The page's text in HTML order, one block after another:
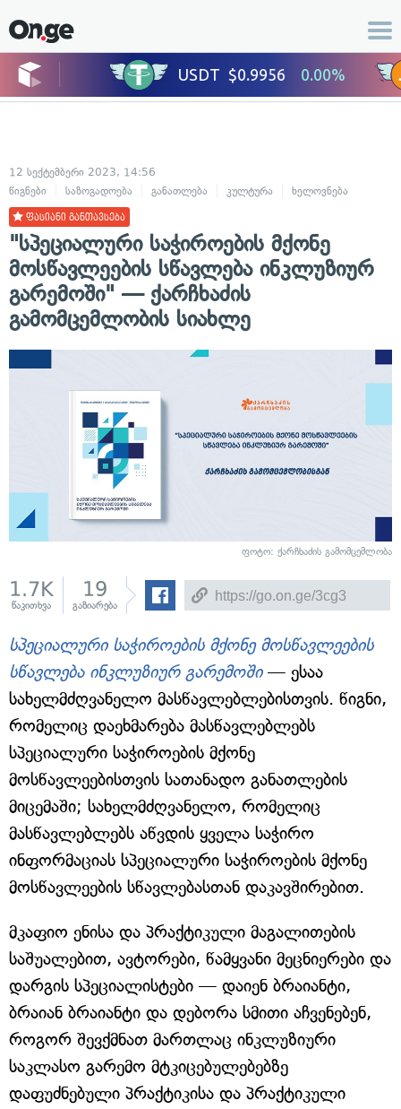
12 სექტემბერი 2023, 14:56
წიგნები
საზოგადოება განათლება კულტურა ხელოვნება
ფასიანი განთავსება
"სპეციალური საჭიროების მქონე
მოსწავლეების სწავლება ინკლუზიურ
გარემოში" — ქარჩხაძის
გამომცემლობის სიახლე
ფოტო: ქარჩხაძის გამომცემლობა
1.7K
წაკითხვა
19
გაზიარება
სპეციალური საჭიროების მქონე მოსწავლეების
სწავლება ინკლუზიურ გარემოში— ესაა
სახელმძღვანელო მასწავლებლებისთვის. წიგნი,
რომელიც დაეხმარება მასწავლებლებს
სპეციალური საჭიროების მქონე
მოსწავლეებისთვის სათანადო განათლების
მიცემაში; სახელმძღვანელო, რომელიც
მასწავლებლებს აწვდის ყველა საჭირო
ინფორმაციას სპეციალური საჭიროების მქონე
მოსწავლეების სწავლებასთან დაკავშირებით.
მკაფიო ენისა და პრაქტიკული მაგალითების
საშუალებით, ავტორები, წამყვანი მეცნიერები და
დარგის სპეციალისტები — დაიენ ბრაიანტი,
ბრაიან ბრაიანტი და დებორა სმითი აჩვენებენ,
როგორ შევქმნათ მართლაც ინკლუზიური
საკლასო გარემო მტკიცებულებებზე
დაფუძნებული პრაქტიკისა და პრაქტიკული